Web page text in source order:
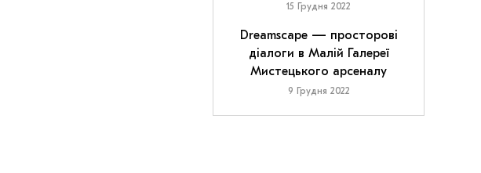
15 Грудня 2022
Dreamscape — просторові
діалоги в Малій Галереї
Мистецького арсеналу
9 Грудня 2022